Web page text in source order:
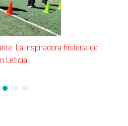
La inspiradora historia de
Leticia